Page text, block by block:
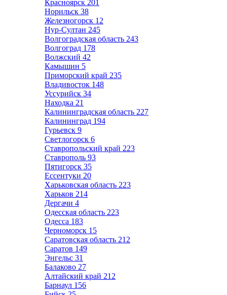
Красноярск 201
Норильск 38
Железногорск 12
Нур-Султан 245
Волгоградская область 243
Волгоград 178
Волжский 42
Камышин 5
Приморский край 235
Владивосток 148
Уссурийск 34
Находка 21
Калининградская область 227
Калининград 194
Гурьевск 9
Светлогорск 6
Ставропольский край 223
Ставрополь 93
Пятигорск 35
Ессентуки 20
Харьковская область 223
Харьков 214
Дергачи 4
Одесская область 223
Одесса 183
Черноморск 15
Саратовская область 212
Саратов 149
Энгельс 31
Балаково 27
Алтайский край 212
Барнаул 156